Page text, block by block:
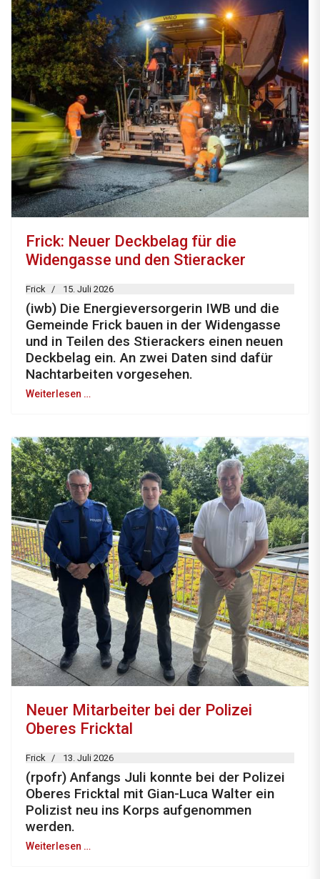
Frick: Neuer Deckbelag für die
Widengasse und den Stieracker
Frick 15. Juli 2026
(iwb) Die Energieversorgerin IWB und die
Gemeinde Frick bauen in der Widengasse
und in Teilen des Stierackers einen neuen
Deckbelag ein. An zwei Daten sind dafür
Nachtarbeiten vorgesehen.
Weiterlesen …
Neuer Mitarbeiter bei der Polizei
Oberes Fricktal
Frick 13. Juli 2026
(rpofr) Anfangs Juli konnte bei der Polizei
Oberes Fricktal mit Gian-Luca Walter ein
Polizist neu ins Korps aufgenommen
werden.
Weiterlesen …